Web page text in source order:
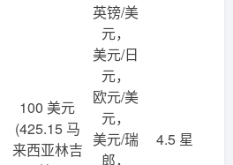
100 美元
(425.15 马
来西亚林吉
英镑/美
元，
美元/日
元，
欧元/美
元，
美元/瑞
郎，
4.5 星